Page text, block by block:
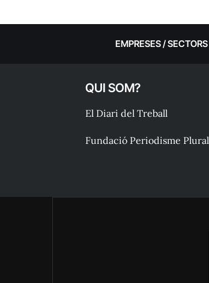
EMPRESES / SECTORS
QUI SOM?
El Diari del Treball
Fundació Periodisme Plural